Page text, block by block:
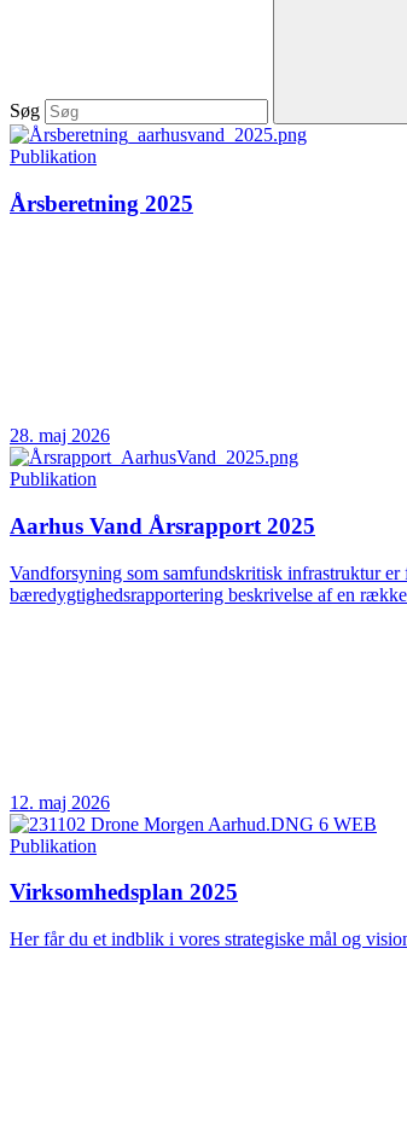
Søg
Publikation
Årsberetning 2025
28. maj 2026
Publikation
Aarhus Vand Årsrapport 2025
Vandforsyning som samfundskritisk infrastruktur
bæredygtighedsrapportering beskrivelse af en
12. maj 2026
Publikation
Virksomhedsplan 2025
Her får du et indblik i vores strategiske mål og